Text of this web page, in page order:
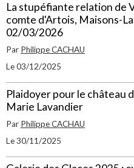
La stupéfiante relation de
comte d'Artois, Maisons-
02/03/2026
Par Philippe CACHAU
Le 03/12/2025
Plaidoyer pour le château
Marie Lavandier
Par Philippe CACHAU
Le 30/11/2025